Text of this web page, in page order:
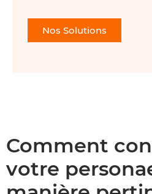
Nos Solutions
Comment
votre